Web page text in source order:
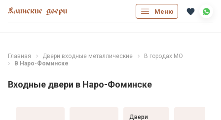
Меню
Главная Двери входные металлические
В городах МО
В Наро-Фоминске
Входные двери в Наро-Фоминске
Двери